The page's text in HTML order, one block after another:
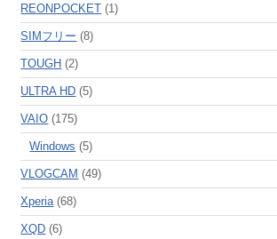
REONPOCKET (1)
SIMフリー (8)
TOUGH (2)
ULTRA HD (5)
VAIO (175)
Windows (5)
VLOGCAM (49)
Xperia (68)
XQD (6)